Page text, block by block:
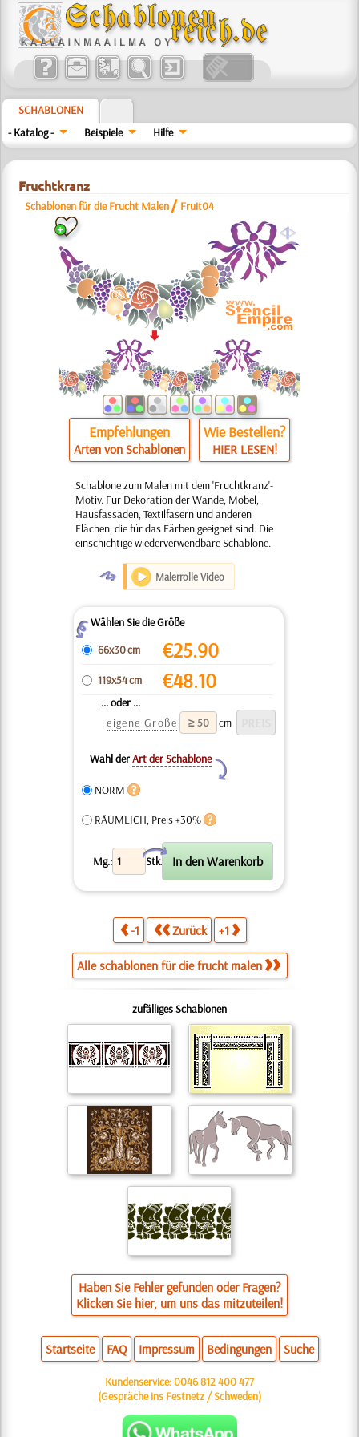
SCHABLONEN
- Katalog -
Beispiele Hilfe
Fruchtkranz
Schablonen für die Frucht Malen / Fruit04
a
Empfehlungen
Arten von Schablonen
Wie Bestellen?
HIER LESEN!
Schablone zum Malen mit dem 'Fruchtkranz'-
Motiv. Für Dekoration der Wände, Möbel,
Hausfassaden, Textilfasern und anderen
Flächen, die für das Färben geeignet sind. Die
einschichtige wiederverwendbare Schablone.
O Malerrolle Video
ZWählen Sie die Größe
66x30 cm
€25.90
119x54 cm €48.10
... oder ...
eigene Größe
cm
Wahl derArt der Schablone
Y
NORM
RÄUMLICH, Preis +30%
Mg.: Stk.
X
-1 Zurück +1
Alle schablonen für die frucht malen
zufälliges Schablonen
Haben Sie Fehler gefunden oder Fragen?
Klicken Sie hier, um uns das mitzuteilen!
Startseite FAQ Impressum Bedingungen Suche
Kundenservice:0046 812 400 477
(Gespräche ins Festnetz / Schweden)